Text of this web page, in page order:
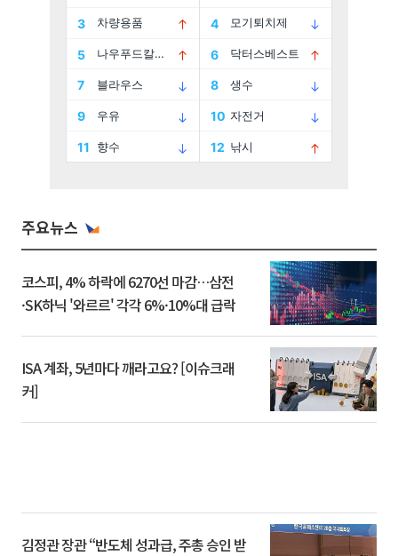
주요뉴스
코스피, 4% 하락에 6270선 마감…삼전
·SK하닉 '와르르' 각각 6%·10%대 급락
ISA 계좌, 5년마다 깨라고요? [이슈크래
커]
김정관 장관 “반도체 성과급, 주총 승인 받